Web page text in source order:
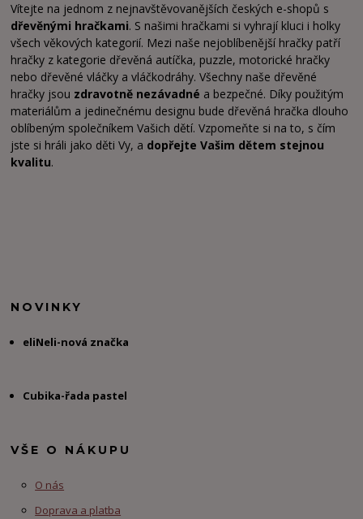
Vítejte na jednom z nejnavštěvovanějších českých e-shopů s
dřevěnými hračkami. S našimi hračkami si vyhrají kluci i holky
všech věkových kategorií. Mezi naše nejoblíbenější hračky patří
hračky z kategorie dřevěná autíčka, puzzle, motorické hračky
nebo dřevěné vláčky a vláčkodráhy. Všechny naše dřevěné
hračky jsou zdravotně nezávadné a bezpečné. Díky použitým
materiálům a jedinečnému designu bude dřevěná hračka dlouho
oblíbeným společníkem Vašich dětí. Vzpomeňte si na to, s čím
jste si hráli jako děti Vy, a dopřejte Vašim dětem stejnou
kvalitu.
NOVINKY
eliNeli-nová značka
Cubika-řada pastel
VŠE O NÁKUPU
O nás
Doprava a platba